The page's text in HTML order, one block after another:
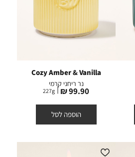
Cozy Amber & Vanilla
נר ריחני קרמי
מחיר
מוצר
99.90 ₪
227g
הוספה לסל